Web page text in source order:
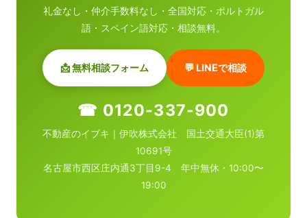
礼金なし・仲介手数料なし・全国対応・ポルトガル
語・スペイン語対応・相談無料。
📩 無料相談フォーム 💬 LINEで相談
☎ 0120-337-900
不動産のイブキ｜伊吹株式会社 国土交通大臣(1)第
10691号
名古屋市西区庄内通3丁目9-4 年中無休・10:00〜
19:00